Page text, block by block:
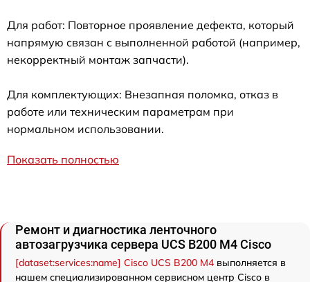
Для работ: Повторное проявление дефекта, который
напрямую связан с выполненной работой (например,
некорректный монтаж запчасти).
Для комплектующих: Внезапная поломка, отказ в
работе или техническим параметрам при
нормальном использовании.
Показать полностью
Ремонт и диагностика ленточного
автозагрузчика сервера UCS B200 M4 Cisco
[dataset:services:name] Cisco UCS B200 M4 выполняется в
нашем специализированном сервисном центр Cisco в